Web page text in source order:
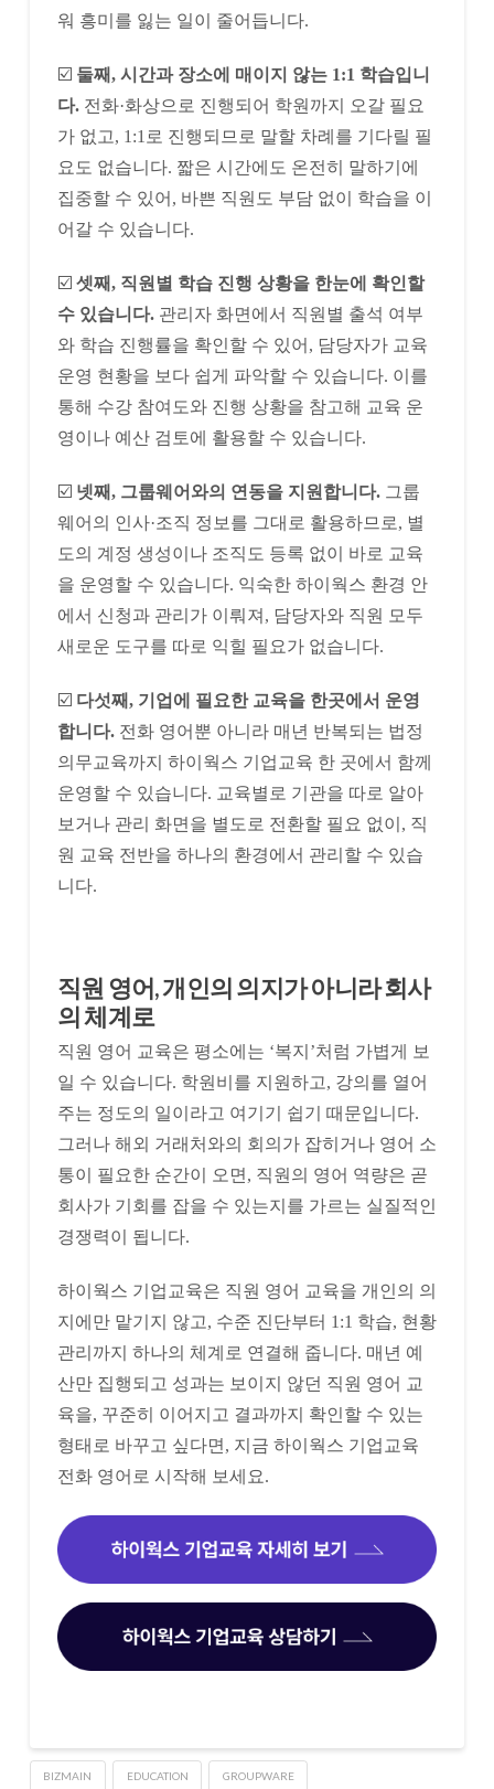
워 흥미를 잃는 일이 줄어듭니다.
☑️ 둘째, 시간과 장소에 매이지 않는 1:1 학습입니
다.전화·화상으로 진행되어 학원까지 오갈 필요
가 없고, 1:1로 진행되므로 말할 차례를 기다릴 필
요도 없습니다. 짧은 시간에도 온전히 말하기에
집중할 수 있어, 바쁜 직원도 부담 없이 학습을 이
어갈 수 있습니다.
☑️ 셋째, 직원별 학습 진행 상황을 한눈에 확인할
수 있습니다. 관리자 화면에서 직원별 출석 여부
와 학습 진행률을 확인할 수 있어, 담당자가 교육
운영 현황을 보다 쉽게 파악할 수 있습니다. 이를
통해 수강 참여도와 진행 상황을 참고해 교육 운
영이나 예산 검토에 활용할 수 있습니다.
☑️ 넷째, 그룹웨어와의 연동을 지원합니다.그룹
웨어의 인사·조직 정보를 그대로 활용하므로, 별
도의 계정 생성이나 조직도 등록 없이 바로 교육
을 운영할 수 있습니다. 익숙한 하이웍스 환경 안
에서 신청과 관리가 이뤄져, 담당자와 직원 모두
새로운 도구를 따로 익힐 필요가 없습니다.
☑️ 다섯째, 기업에 필요한 교육을 한곳에서 운영
합니다. 전화 영어뿐 아니라 매년 반복되는 법정
의무교육까지 하이웍스 기업교육 한 곳에서 함께
운영할 수 있습니다. 교육별로 기관을 따로 알아
보거나 관리 화면을 별도로 전환할 필요 없이, 직
원 교육 전반을 하나의 환경에서 관리할 수 있습
니다.
​직원 영어, 개인의 의지가 아니라 회사
의 체계로
직원 영어 교육은 평소에는 ‘복지’처럼 가볍게 보
일 수 있습니다. 학원비를 지원하고, 강의를 열어
주는 정도의 일이라고 여기기 쉽기 때문입니다.
그러나 해외 거래처와의 회의가 잡히거나 영어 소
통이 필요한 순간이 오면, 직원의 영어 역량은 곧
회사가 기회를 잡을 수 있는지를 가르는 실질적인
경쟁력이 됩니다.
하이웍스 기업교육은 직원 영어 교육을 개인의 의
지에만 맡기지 않고, 수준 진단부터 1:1 학습, 현황
관리까지 하나의 체계로 연결해 줍니다. 매년 예
산만 집행되고 성과는 보이지 않던 직원 영어 교
육을, 꾸준히 이어지고 결과까지 확인할 수 있는
형태로 바꾸고 싶다면, 지금 하이웍스 기업교육
전화 영어로 시작해 보세요.
BIZMAIN EDUCATION GROUPWARE